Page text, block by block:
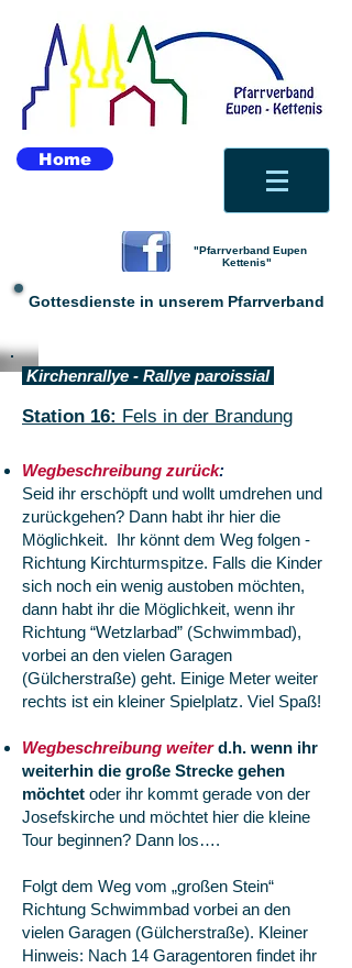
Home
"Pfarrverband Eupen
Kettenis"
Gottesdienste in unserem Pfarrverband
Kirchenrallye - Rallye paroissial
Station 16: Fels in der Brandung
Wegbeschreibung zurück:
Seid ihr erschöpft und wollt umdrehen und
zurückgehen? Dann habt ihr hier die
Möglichkeit. Ihr könnt dem Weg folgen -
Richtung Kirchturmspitze. Falls die Kinder
sich noch ein wenig austoben möchten,
dann habt ihr die Möglichkeit, wenn ihr
Richtung “Wetzlarbad” (Schwimmbad),
vorbei an den vielen Garagen
(Gülcherstraße) geht. Einige Meter weiter
rechts ist ein kleiner Spielplatz. Viel Spaß!
Wegbeschreibung weiter d.h. wenn ihr
weiterhin die große Strecke gehen
möchtet oder ihr kommt gerade von der
Josefskirche und möchtet hier die kleine
Tour beginnen? Dann los….
Folgt dem Weg vom „großen Stein“
Richtung Schwimmbad vorbei an den
vielen Garagen (Gülcherstraße). Kleiner
Hinweis: Nach 14 Garagentoren findet ihr